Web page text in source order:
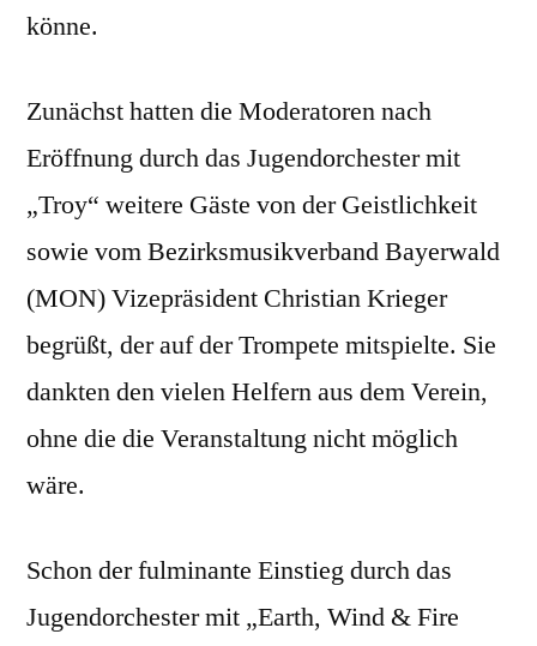
könne.
Zunächst hatten die Moderatoren nach
Eröffnung durch das Jugendorchester mit
„Troy“ weitere Gäste von der Geistlichkeit
sowie vom Bezirksmusikverband Bayerwald
(MON) Vizepräsident Christian Krieger
begrüßt, der auf der Trompete mitspielte. Sie
dankten den vielen Helfern aus dem Verein,
ohne die die Veranstaltung nicht möglich
wäre.
Schon der fulminante Einstieg durch das
Jugendorchester mit „Earth, Wind & Fire